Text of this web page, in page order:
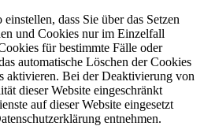
dass Sie über das Setzen
und Cookies nur im Einzelfall
für bestimmte Fälle oder
automatische Löschen der Cookies
aktivieren. Bei derDeaktivierung von
dieser Website eingeschränkt
auf dieser Website eingesetzt
entnehmen.